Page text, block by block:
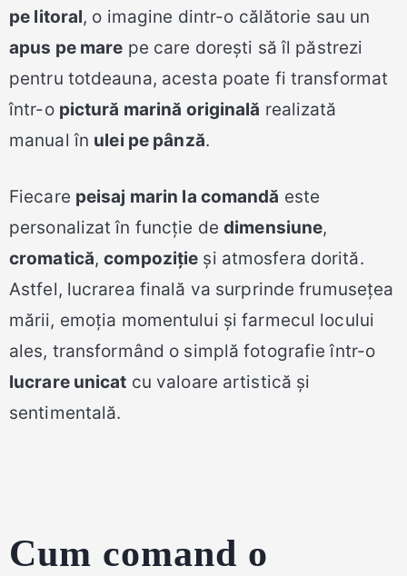
pe litoral, o imagine dintr-o călătorie sau un
apus pe mare pe care dorești să îl păstrezi
pentru totdeauna, acesta poate fi transformat
într-o pictură marină originală realizată
manual în ulei pe pânză.
Fiecare peisaj marin la comandă este
personalizat în funcție dedimensiune,
cromatică,compoziție și atmosfera dorită.
Astfel, lucrarea finală va surprinde frumusețea
mării, emoția momentului și farmecul locului
ales, transformând o simplă fotografie într-o
lucrare unicat cu valoare artistică și
sentimentală.
Cum comand o